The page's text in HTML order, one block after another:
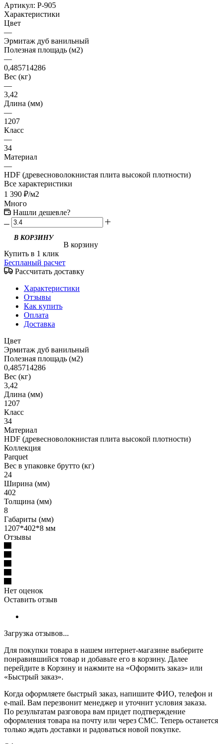
Артикул: Р-905
Характеристики
Цвет
—
Эрмитаж дуб ванильный
Полезная площадь (м2)
—
0,485714286
Вес (кг)
—
3,42
Длина (мм)
—
1207
Класс
—
34
Материал
—
HDF (древесноволокнистая плита высокой плотности)
Все характеристики
1 390 ₽/м2
Много
Нашли дешевле?
В корзину
Купить в 1 клик
Беспланый расчет
Рассчитать доставку
Характеристики
Отзывы
Как купить
Оплата
Доставка
Цвет
Эрмитаж дуб ванильный
Полезная площадь (м2)
0,485714286
Вес (кг)
3,42
Длина (мм)
1207
Класс
34
Материал
HDF (древесноволокнистая плита высокой плотности)
Коллекция
Parquet
Вес в упаковке брутто (кг)
24
Ширина (мм)
402
Толщина (мм)
8
Габариты (мм)
1207*402*8 мм
Отзывы
Нет оценок
Оставить отзыв
Загрузка отзывов...
Для покупки товара в нашем интернет-магазине выберите
понравившийся товар и добавьте его в корзину. Далее
перейдите в Корзину и нажмите на «Оформить заказ» или
«Быстрый заказ».
Когда оформляете быстрый заказ, напишите ФИО, телефон и
e-mail. Вам перезвонит менеджер и уточнит условия заказа.
По результатам разговора вам придет подтверждение
оформления товара на почту или через СМС. Теперь останется
только ждать доставки и радоваться новой покупке.